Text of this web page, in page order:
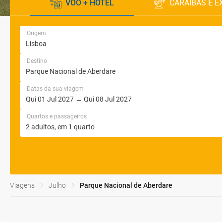
VOO + HOTEL CARAÍBAS E
Origem
Destino
Datas da sua viagem
Quartos e passageiros
Viagens Julho Parque Nacional de Aberdare